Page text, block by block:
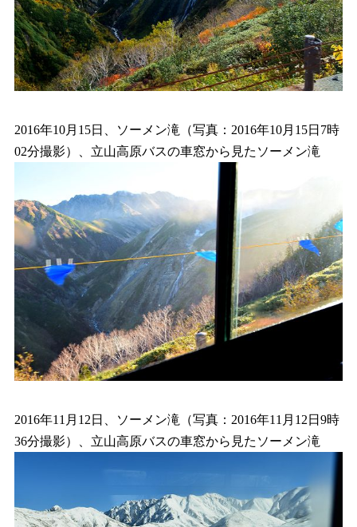
2016年10月15日、ソーメン滝（写真：2016年10月15日7時
02分撮影）、立山高原バスの車窓から見たソーメン滝
2016年11月12日、ソーメン滝（写真：2016年11月12日9時
36分撮影）、立山高原バスの車窓から見たソーメン滝